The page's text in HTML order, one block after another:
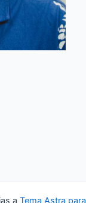
a Tema Astra para